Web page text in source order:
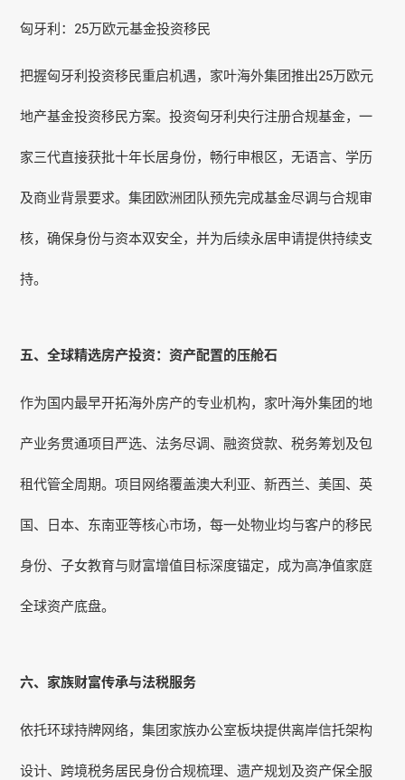
匈牙利：25万欧元基金投资移民
把握匈牙利投资移民重启机遇，家叶海外集团推出25万欧元
地产基金投资移民方案。投资匈牙利央行注册合规基金，一
家三代直接获批十年长居身份，畅行申根区，无语言、学历
及商业背景要求。集团欧洲团队预先完成基金尽调与合规审
核，确保身份与资本双安全，并为后续永居申请提供持续支
持。
五、全球精选房产投资：资产配置的压舱石
作为国内最早开拓海外房产的专业机构，家叶海外集团的地
产业务贯通项目严选、法务尽调、融资贷款、税务筹划及包
租代管全周期。项目网络覆盖澳大利亚、新西兰、美国、英
国、日本、东南亚等核心市场，每一处物业均与客户的移民
身份、子女教育与财富增值目标深度锚定，成为高净值家庭
全球资产底盘。
六、家族财富传承与法税服务
依托环球持牌网络，集团家族办公室板块提供离岸信托架构
设计、跨境税务居民身份合规梳理、遗产规划及资产保全服